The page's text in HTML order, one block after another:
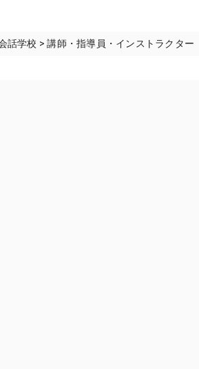
話学校 > 講師・指導員・インストラクター